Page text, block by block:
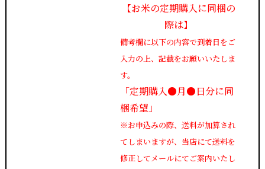
【お米の定期購入に同梱の
際は】
備考欄に以下の内容で到着日をご
入力の上、記載をお願いいたしま
す。
「定期購入●月●日分に同
梱希望」
※お申込みの際、送料が加算され
てしまいますが、当店にて送料を
修正してメールにてご案内いたし